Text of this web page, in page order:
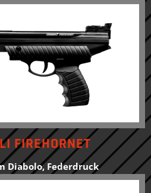
FIREHORNET
Diabolo, Federdruck